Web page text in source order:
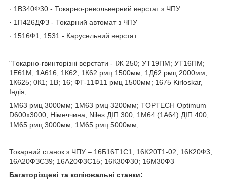
· 1В340Ф30 - Токарно-револьверний верстат з ЧПУ
· 1П426ДФЗ - Токарний автомат з ЧПУ
· 1516Ф1, 1531 - Карусельний верстат
"Токарно-гвинторізні верстати - ІЖ 250; УТ19ПМ; УТ16ПМ;
1Е61М; 1А616; 1К62; 1К62 рмц 1500мм; 1Д62 рмц 2000мм;
1К625; 0К1; 1В; 16; ФТ-11Ф11 рмц 1500мм; 1675 Kirloskar,
Індія;
1М63 рмц 3000мм; 1М63 рмц 3200мм; TOPTECH Optimum
D600х3000, Німеччина; Niles ДІП 300; 1М64 (1А64) ДІП 400;
1М65 рмц 3000мм; 1М65 рмц 5000мм;
Токарний станок з ЧПУ – 16Б16Т1C1; 16K20T1-02; 16К20Ф3;
16А20ФЗСЗ9; 16А20Ф3С15; 16К30Ф30; 16М30Ф3
Багаторізцеві та копіювальні станки: